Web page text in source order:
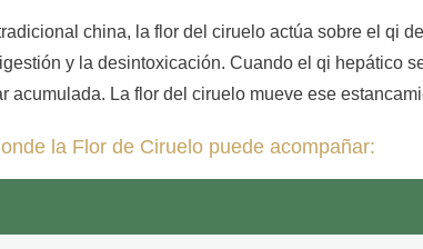
china, la flor del ciruelo actúa sobre el qi
y la desintoxicación. Cuando el qi hepático
acumulada. La flor del ciruelo mueve ese
la Flor de Ciruelo puede acompañar: